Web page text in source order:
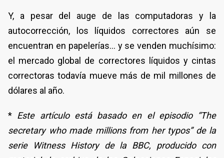
Y, a pesar del auge de las computadoras y la
autocorrección, los líquidos correctores aún se
encuentran en papelerías... y se venden muchísimo:
el mercado global de correctores líquidos y cintas
correctoras todavía mueve más de mil millones de
dólares al año.
* Este artículo está basado en el episodio “The
secretary who made millions from her typos” de la
serie Witness History de la BBC, producido con